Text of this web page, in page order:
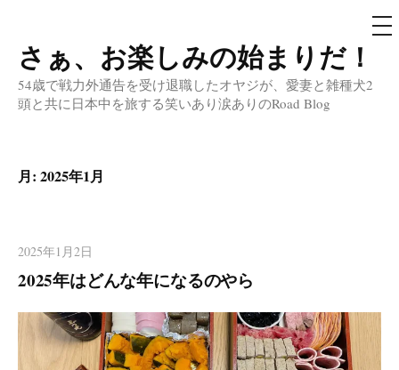
コ
ン
テ
へ
ッ
さぁ、お楽しみの始まりだ！
54歳で戦力外通告を受け退職したオヤジが、愛妻と雑種犬2
頭と共に日本中を旅する笑いあり涙ありのRoad Blog
メ
ニ
月: 2025年1月
2025年1月2日
2025年はどんな年になるのやら